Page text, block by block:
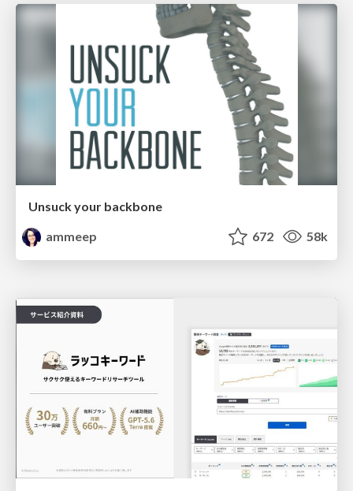
Unsuck your backbone
ammeep
672 58k